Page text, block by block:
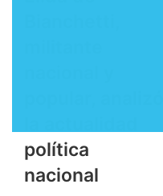
política
nacional